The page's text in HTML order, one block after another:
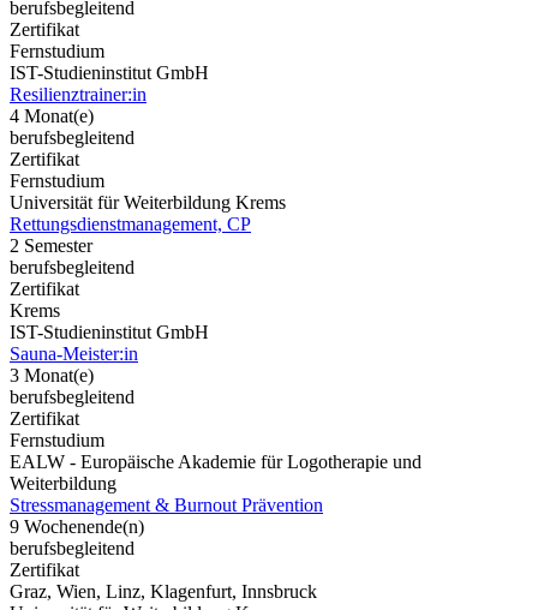
berufsbegleitend
Zertifikat
Fernstudium
IST-Studieninstitut GmbH
Resilienztrainer:in
4 Monat(e)
berufsbegleitend
Zertifikat
Fernstudium
Universität für Weiterbildung Krems
Rettungsdienstmanagement, CP
2 Semester
berufsbegleitend
Zertifikat
Krems
IST-Studieninstitut GmbH
Sauna-Meister:in
3 Monat(e)
berufsbegleitend
Zertifikat
Fernstudium
EALW - Europäische Akademie für Logotherapie und
Weiterbildung
Stressmanagement & Burnout Prävention
9 Wochenende(n)
berufsbegleitend
Zertifikat
Graz, Wien, Linz, Klagenfurt, Innsbruck